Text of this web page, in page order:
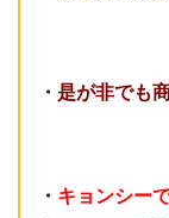
・ 是が非でも
・ キョンシー